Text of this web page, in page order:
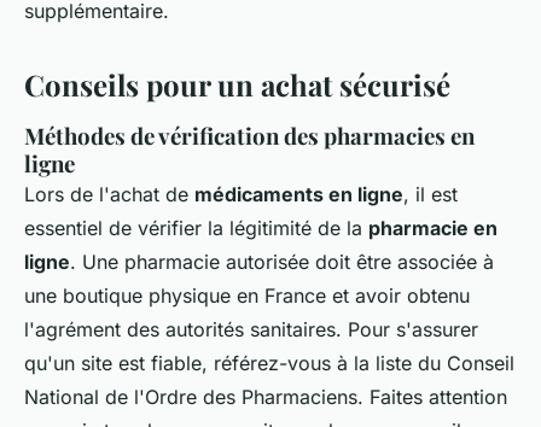
supplémentaire.
Conseils pour un achat sécurisé
Méthodes de vérification des pharmacies en
ligne
Lors de l'achat de médicaments en ligne, il est
essentiel de vérifier la légitimité de la pharmacie en
ligne. Une pharmacie autorisée doit être associée à
une boutique physique en France et avoir obtenu
l'agrément des autorités sanitaires. Pour s'assurer
qu'un site est fiable, référez-vous à la liste du Conseil
National de l'Ordre des Pharmaciens. Faites attention